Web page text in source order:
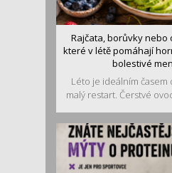
Rajčata, borůvky nebo
které v létě pomáhají
bolestivé
Léto je ideálním
malý restart. Čerstvé